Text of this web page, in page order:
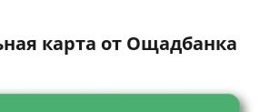
карта от Ощадбанка